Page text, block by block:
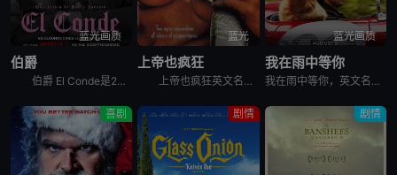
蓝光画质
伯爵
伯爵 El Conde是2023年喜剧,恐怖,历史,奇幻电影。《伯爵》故事智利独裁者奥古斯托·皮诺切特展开，他并没有死，而是成为了吸血鬼。在这个世界上呆了250年之后，自身耻辱以及家庭冲突所带来的
蓝光
上帝也疯狂
上帝也疯狂英文名The Gods Must Be Crazy，是1980年喜剧电影。广袤无垠的非洲大陆，现代文明与原始社会和谐共存。在离现代大都市六千公里的卡拉哈里沙漠腹地，生活着仍未受到外来文明
蓝光画质
我在雨中等你
我在雨中等你，英文名为The Art of Racing in the Rain，是2019年上映的美国喜剧剧情电影。影片改编自Garth Stein所著同名畅销小说，聚焦一只名叫恩佐的狗狗，和他的主人
喜剧 剧情 剧情